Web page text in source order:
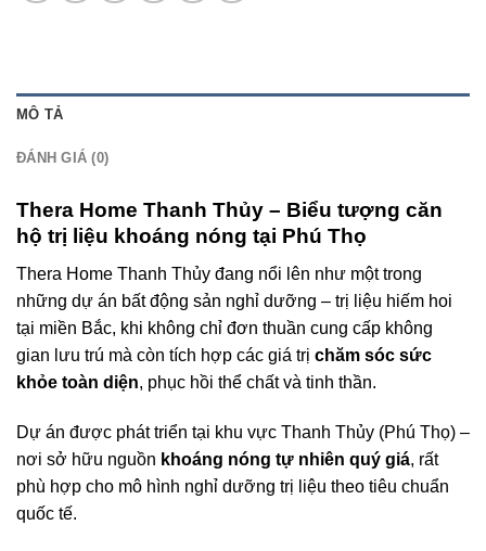
MÔ TẢ
ĐÁNH GIÁ (0)
Thera Home Thanh Thủy – Biểu tượng căn
hộ trị liệu khoáng nóng tại Phú Thọ
Thera Home Thanh Thủy đang nổi lên như một trong
những dự án bất động sản nghỉ dưỡng – trị liệu hiếm hoi
tại miền Bắc, khi không chỉ đơn thuần cung cấp không
gian lưu trú mà còn tích hợp các giá trị chăm sóc sức
khỏe toàn diện, phục hồi thể chất và tinh thần.
Dự án được phát triển tại khu vực Thanh Thủy (Phú Thọ) –
nơi sở hữu nguồn khoáng nóng tự nhiên quý giá, rất
phù hợp cho mô hình nghỉ dưỡng trị liệu theo tiêu chuẩn
quốc tế.